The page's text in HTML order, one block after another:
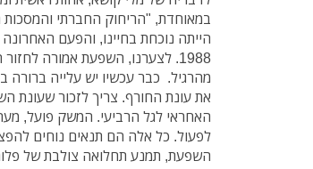
במאוחדת, "הריחוק החברתי
הייתה נוכחת בחיינו, והפעם
1988. לצערנו, השפעת אמורה
מהרגיל. כבר עכשיו יש עלייה ברורה
את עונת החורף. צריך לזכור שעונת
האחראי לגל הרביעי. המשק פועל,
לפעול. כל אלה הם תנאים נוחים
השפעת, תמנע תחלואה צולבת של